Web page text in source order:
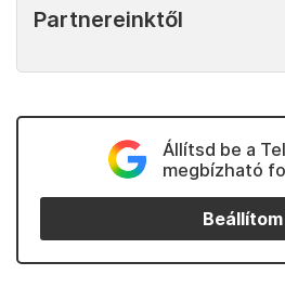
Partnereinktől
Állítsd be a
megbízható
Beállítom